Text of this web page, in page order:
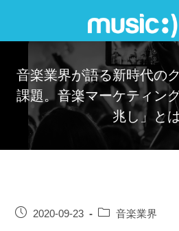
音楽業界が語る新時代の
課題。音楽マーケティン
兆し」と
2020-09-23 音楽業界